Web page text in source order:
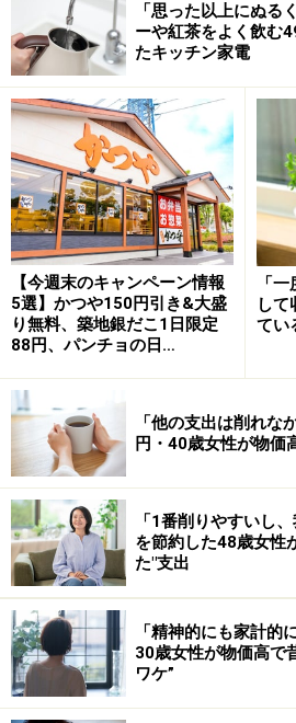
また、住宅ローンの金利上昇
が……。
「住宅ローンの金利が上がって
万円以上増えました。今まで何
てきたのか……努力が無駄になった
らしの家族を見ると、本当にう
「戻れるなら、絶対子ど
す」
そんな中、女性はどのように家計
ょうか。生活のやりくりのポイン
「ポイ活です。あと、私はパート
ます。『塵も積もれば山となる
「思った以上にぬ
ーや紅茶をよく飲む
たキッチン家電
【今週末のキャンペーン情報
5選】かつや150円引き&大盛
り無料、築地銀だこ1日限定
88円、パンチョの日…
「
して
てい
「他の支出は削れな
円・40歳女性が物価
「1番削りやすいし
を節約した48歳女性
た"支出
「精神的にも家計的
30歳女性が物価高で
ワケ”